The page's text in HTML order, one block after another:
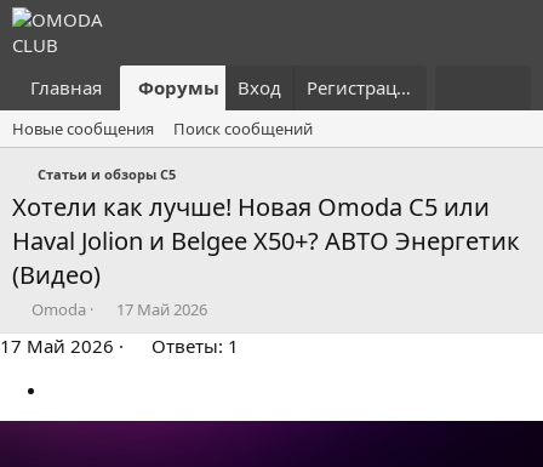
Главная Форумы Что нового?
Вход Регистрация
Новые сообщения Поиск сообщений
Статьи и обзоры C5
Хотели как лучше! Новая Omoda C5 или
Haval Jolion и Belgee X50+? АВТО Энергетик
(Видео)
А
в
т
р
т
Omoda
Д
а
т
а
17 Май 2026
17 Май 2026 Ответы: 1